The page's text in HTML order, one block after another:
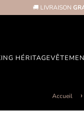
🚚 LIVRAISON
HÉRITAGE
Accueil